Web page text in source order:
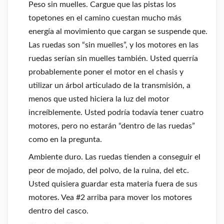
Peso sin muelles. Cargue que las pistas los
topetones en el camino cuestan mucho más
energía al movimiento que cargan se suspende que.
Las ruedas son “sin muelles”, y los motores en las
ruedas serían sin muelles también. Usted querría
probablemente poner el motor en el chasis y
utilizar un árbol articulado de la transmisión, a
menos que usted hiciera la luz del motor
increíblemente. Usted podría todavía tener cuatro
motores, pero no estarán “dentro de las ruedas”
como en la pregunta.
Ambiente duro. Las ruedas tienden a conseguir el
peor de mojado, del polvo, de la ruina, del etc.
Usted quisiera guardar esta materia fuera de sus
motores. Vea #2 arriba para mover los motores
dentro del casco.